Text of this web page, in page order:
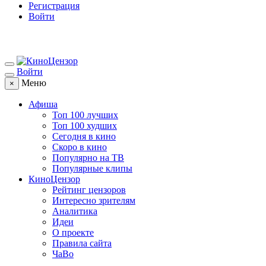
Регистрация
Войти
Войти
× Меню
Афиша
Топ 100 лучших
Топ 100 худших
Сегодня в кино
Скоро в кино
Популярно на ТВ
Популярные клипы
КиноЦензор
Рейтинг цензоров
Интересно зрителям
Аналитика
Идеи
О проекте
Правила сайта
ЧаВо